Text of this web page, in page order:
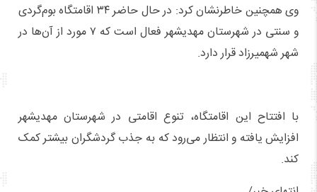
وی همچنین خاطرنشان کرد: در حال حاضر ۳۴ اقامتگاه بوم‌گردی
و سنتی در شهرستان مهدیشهر فعال است که ۷ مورد از آن‌ها در
شهر شهمیرزاد قرار دارد.
با افتتاح این اقامتگاه، تنوع اقامتی در شهرستان مهدیشهر
افزایش یافته و انتظار می‌رود که به جذب گردشگران بیشتر کمک
کند.